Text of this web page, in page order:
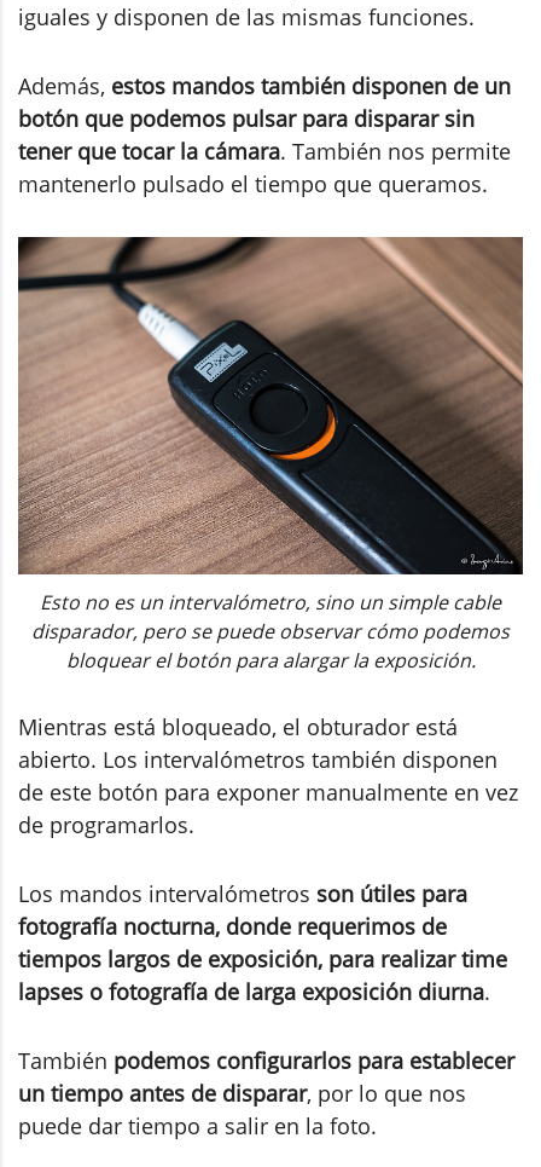
iguales y disponen de las mismas funciones.
Además, estos mandos también disponen de un
botón que podemos pulsar para disparar sin
tener que tocar la cámara. También nos permite
mantenerlo pulsado el tiempo que queramos.
Esto no es un intervalómetro, sino un simple cable
disparador, pero se puede observar cómo podemos
bloquear el botón para alargar la exposición.
Mientras está bloqueado, el obturador está
abierto. Los intervalómetros también disponen
de este botón para exponer manualmente en vez
de programarlos.
Los mandos intervalómetros son útiles para
fotografía nocturna, donde requerimos de
tiempos largos de exposición, para realizar time
lapses o fotografía de larga exposición diurna.
También podemos configurarlos para establecer
un tiempo antes de disparar, por lo que nos
puede dar tiempo a salir en la foto.